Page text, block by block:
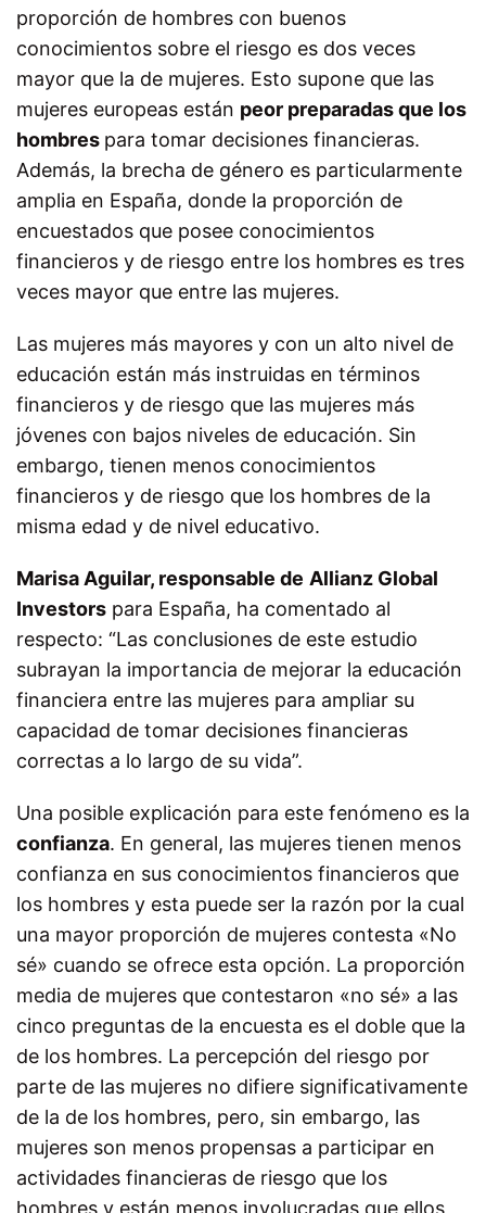
proporción de hombres con buenos
conocimientos sobre el riesgo es dos veces
mayor que la de mujeres. Esto supone que las
mujeres europeas están peor preparadas que los
hombres para tomar decisiones financieras.
Además, la brecha de género es particularmente
amplia en España, donde la proporción de
encuestados que posee conocimientos
financieros y de riesgo entre los hombres es tres
veces mayor que entre las mujeres.
Las mujeres más mayores y con un alto nivel de
educación están más instruidas en términos
financieros y de riesgo que las mujeres más
jóvenes con bajos niveles de educación. Sin
embargo, tienen menos conocimientos
financieros y de riesgo que los hombres de la
misma edad y de nivel educativo.
Marisa Aguilar, responsable de Allianz Global
Investors para España, ha comentado al
respecto: “Las conclusiones de este estudio
subrayan la importancia de mejorar la educación
financiera entre las mujeres para ampliar su
capacidad de tomar decisiones financieras
correctas a lo largo de su vida”.
Una posible explicación para este fenómeno es la
confianza. En general, las mujeres tienen menos
confianza en sus conocimientos financieros que
los hombres y esta puede ser la razón por la cual
una mayor proporción de mujeres contesta «No
sé» cuando se ofrece esta opción. La proporción
media de mujeres que contestaron «no sé» a las
cinco preguntas de la encuesta es el doble que la
de los hombres. La percepción del riesgo por
parte de las mujeres no difiere significativamente
de la de los hombres, pero, sin embargo, las
mujeres son menos propensas a participar en
actividades financieras de riesgo que los
hombres y están menos involucradas que ellos